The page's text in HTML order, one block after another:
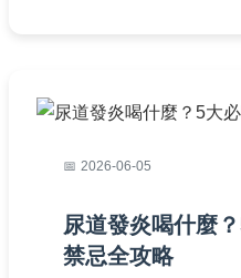
2026-06-05
尿道發炎喝什麼
禁忌全攻略